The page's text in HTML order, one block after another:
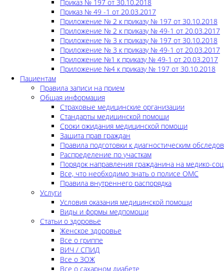
Приказ № 197 от 30.10.2018
Приказ № 49 -1 от 20.03.2017
Приложение № 2 к приказу № 197 от 30.10.2018
Приложение № 2 к приказу № 49-1 от 20.03.2017
Приложение № 3 к приказу № 197 от 30.10.2018
Приложение № 3 к приказу № 49-1 от 20.03.2017
Приложение №1 к приказу № 49-1 от 20.03.2017
Приложение №4 к приказу № 197 от 30.10.2018
Пациентам
Правила записи на прием
Общая информация
Страховые медицинские организации
Стандарты медицинской помощи
Сроки ожидания медицинской помощи
Защита прав граждан
Правила подготовки к диагностическим
Распределение по участкам
Порядок направления гражданина на медико-
Все, что необходимо знать о полисе ОМС
Правила внутреннего распорядка
Услуги
Условия оказания медицинской помощи
Виды и формы медпомощи
Статьи о здоровье
Женское здоровье
Все о гриппе
ВИЧ / СПИД
Все о ЗОЖ
Все о сахарном диабете